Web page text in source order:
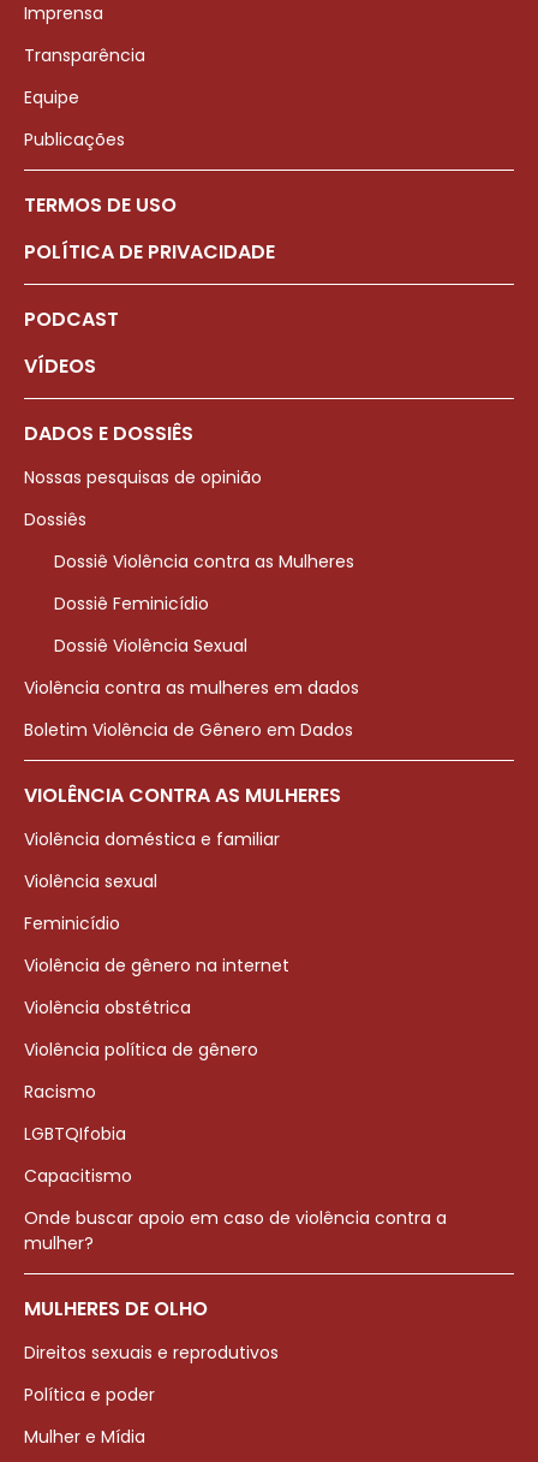
Imprensa
Transparência
Equipe
Publicações
TERMOS DE USO
POLÍTICA DE PRIVACIDADE
PODCAST
VÍDEOS
DADOS E DOSSIÊS
Nossas pesquisas de opinião
Dossiês
Dossiê Violência contra as Mulheres
Dossiê Feminicídio
Dossiê Violência Sexual
Violência contra as mulheres em dados
Boletim Violência de Gênero em Dados
VIOLÊNCIA CONTRA AS MULHERES
Violência doméstica e familiar
Violência sexual
Feminicídio
Violência de gênero na internet
Violência obstétrica
Violência política de gênero
Racismo
LGBTQIfobia
Capacitismo
Onde buscar apoio em caso de violência contra a
mulher?
MULHERES DE OLHO
Direitos sexuais e reprodutivos
Política e poder
Mulher e Mídia